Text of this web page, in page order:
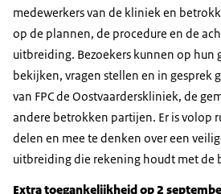
medewerkers van de kliniek en
op de plannen, de procedure en de
uitbreiding. Bezoekers kunnen op hun
bekijken, vragen stellen en in gesprek
van FPC de Oostvaarderskliniek, de
andere betrokken partijen. Er is volop
delen en mee te denken over een
uitbreiding die rekening houdt met de
Extra toegankelijkheid op 2